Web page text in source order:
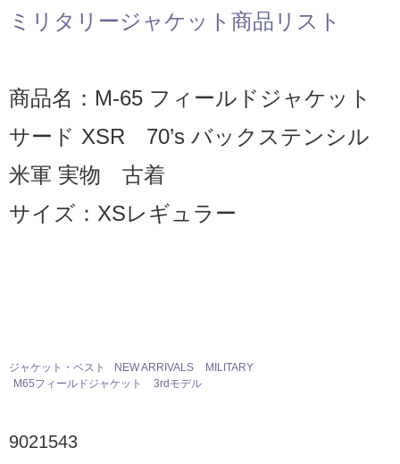
ミリタリージャケット商品リスト
商品名：M-65 フィールドジャケット
サード XSR 70’s バックステンシル
米軍 実物 古着
サイズ：XSレギュラー
ジャケット・ベスト NEW ARRIVALS
MILITARY
M65フィールドジャケット
3rdモデル
9021543